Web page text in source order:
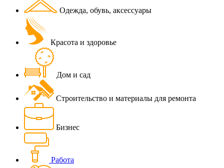
Одежда, обувь, аксессуары
Красота и здоровье
Дом и сад
Строительство и материалы для ремонта
Бизнес
Работа